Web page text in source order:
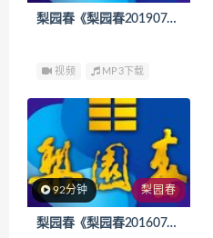
梨园春《梨园春20190721期》
视频 MP3下载
92分钟 梨园春
梨园春《梨园春20160710期》